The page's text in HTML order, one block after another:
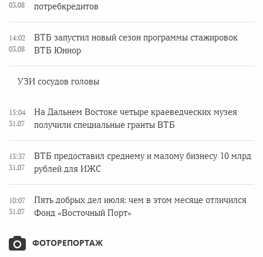
03.08
потребкредитов
14:02
03.08
ВТБ запустил новый сезон программы стажировок
ВТБ Юниор
УЗИ сосудов головы
15:04
31.07
На Дальнем Востоке четыре краеведческих музея
получили специальные гранты ВТБ
13:37
31.07
ВТБ предоставил среднему и малому бизнесу 10 млрд
рублей для ИЖС
10:07
31.07
Пять добрых дел июля: чем в этом месяце отличился
Фонд «Восточный Порт»
ФОТОРЕПОРТАЖ